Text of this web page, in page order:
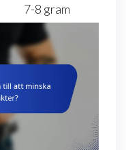
7-8 gram